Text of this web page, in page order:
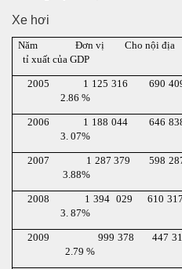
Xe hơi
Năm Đơn vị Cho nội địa
tỉ xuất của GDP
2005 1 125 316 690
2.86 %
2006 1 188 044 646
3. 07%
2007 1 287 379 598
3.88%
2008 1 394 029 610
3. 87%
2009 999 378 447
2.79 %
giới
thuốc trị ung thư